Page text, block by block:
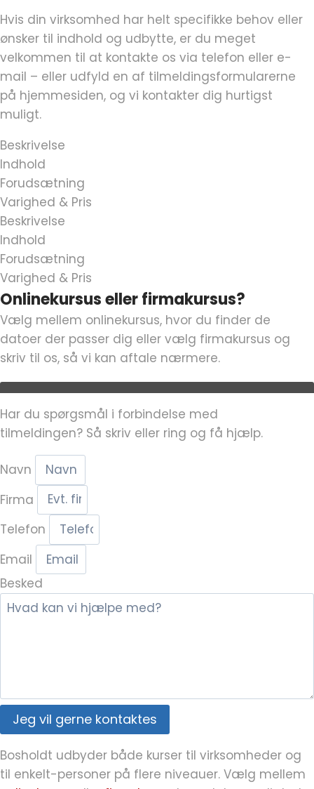
Hvis din virksomhed har helt specifikke behov eller
ønsker til indhold og udbytte, er du meget
velkommen til at kontakte os via telefon eller e-
mail – eller udfyld en af tilmeldingsformularerne
på hjemmesiden, og vi kontakter dig hurtigst
muligt.
Beskrivelse
Indhold
Forudsætning
Varighed & Pris
Beskrivelse
Indhold
Forudsætning
Varighed & Pris
Onlinekursus eller firmakursus?
Vælg mellem onlinekursus, hvor du finder de
datoer der passer dig eller vælg firmakursus og
skriv til os, så vi kan aftale nærmere.
Har du spørgsmål i forbindelse med
tilmeldingen? Så skriv eller ring og få hjælp.
Navn
Firma
Telefon
Email
Besked
Jeg vil gerne kontaktes
Bosholdt udbyder både kurser til virksomheder og
til enkelt-personer på flere niveauer. Vælg mellem